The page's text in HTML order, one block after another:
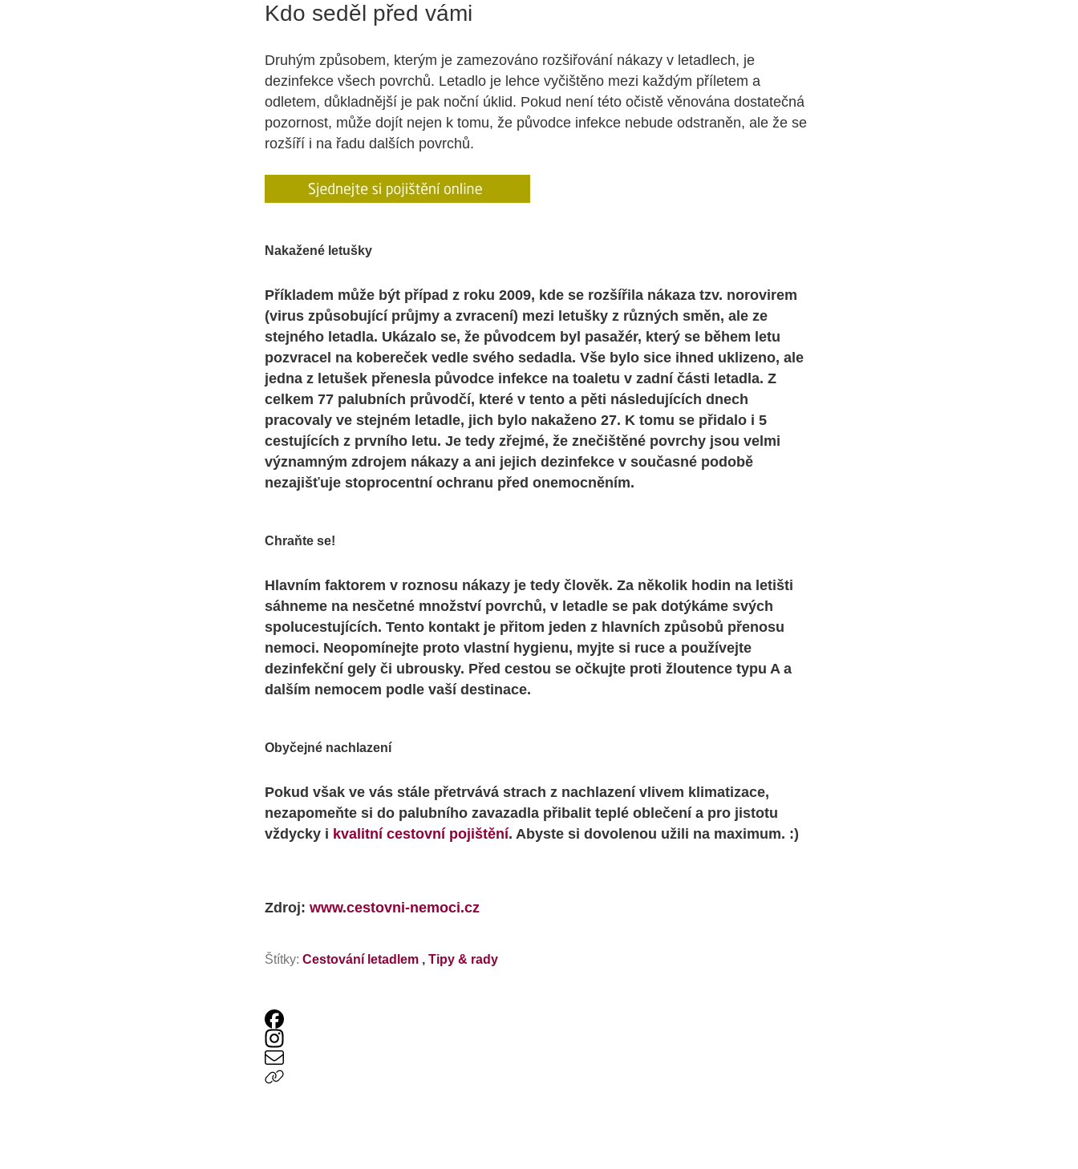
Kdo seděl před vámi
Druhým způsobem, kterým je zamezováno rozšiřování nákazy v letadlech, je
dezinfekce všech povrchů. Letadlo je lehce vyčištěno mezi každým příletem a
odletem, důkladnější je pak noční úklid. Pokud není této očistě věnována dostatečná
pozornost, může dojít nejen k tomu, že původce infekce nebude odstraněn, ale že se
rozšíří i na řadu dalších povrchů.
Nakažené letušky
Příkladem může být případ z roku 2009, kde se rozšířila nákaza tzv. norovirem
(virus způsobující průjmy a zvracení) mezi letušky z různých směn, ale ze
stejného letadla. Ukázalo se, že původcem byl pasažér, který se během letu
pozvracel na kobereček vedle svého sedadla. Vše bylo sice ihned uklizeno, ale
jedna z letušek přenesla původce infekce na toaletu v zadní části letadla. Z
celkem 77 palubních průvodčí, které v tento a pěti následujících dnech
pracovaly ve stejném letadle, jich bylo nakaženo 27. K tomu se přidalo i 5
cestujících z prvního letu. Je tedy zřejmé, že znečištěné povrchy jsou velmi
významným zdrojem nákazy a ani jejich dezinfekce v současné podobě
nezajišťuje stoprocentní ochranu před onemocněním.
Chraňte se!
Hlavním faktorem v roznosu nákazy je tedy člověk. Za několik hodin na letišti
sáhneme na nesčetné množství povrchů, v letadle se pak dotýkáme svých
spolucestujících. Tento kontakt je přitom jeden z hlavních způsobů přenosu
nemoci. Neopomínejte proto vlastní hygienu, myjte si ruce a používejte
dezinfekční gely či ubrousky. Před cestou se očkujte proti žloutence typu A a
dalším nemocem podle vaší destinace.
Obyčejné nachlazení
Pokud však ve vás stále přetrvává strach z nachlazení vlivem klimatizace,
nezapomeňte si do palubního zavazadla přibalit teplé oblečení a pro jistotu
vždycky i kvalitní cestovní pojištění. Abyste si dovolenou užili na maximum. :)
Zdroj: www.cestovni-nemoci.cz
Štítky: Cestování letadlem , Tipy & rady